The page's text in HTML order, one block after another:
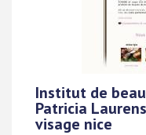
Institut de
Patricia
visage nice